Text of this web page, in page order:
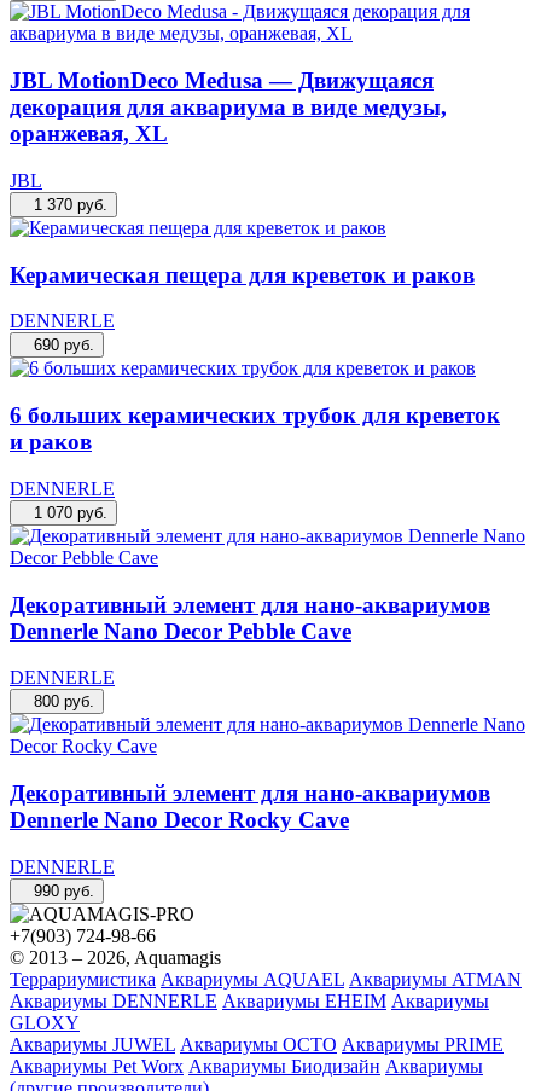
JBL MotionDeco Medusa — Движущаяся
декорация для аквариума в виде медузы,
оранжевая, XL
JBL
1 370 руб.
Керамическая пещера для креветок и раков
DENNERLE
690 руб.
6 больших керамических трубок для креветок
и раков
DENNERLE
1 070 руб.
Декоративный элемент для нано-аквариумов
Dennerle Nano Decor Pebble Cave
DENNERLE
800 руб.
Декоративный элемент для нано-аквариумов
Dennerle Nano Decor Rocky Cave
DENNERLE
990 руб.
+7(903) 724-98-66
© 2013 – 2026, Aquamagis
Террариумистика Аквариумы AQUAEL Аквариумы ATMAN
Аквариумы DENNERLE Аквариумы EHEIM Аквариумы
GLOXY
Аквариумы JUWEL Аквариумы OCTO Аквариумы PRIME
Аквариумы Pet Worx Аквариумы Биодизайн Аквариумы